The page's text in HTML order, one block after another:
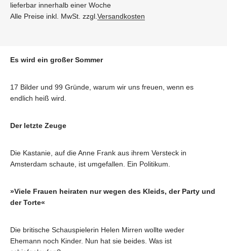
lieferbar innerhalb einer Woche
Alle Preise inkl. MwSt. zzgl. Versandkosten
Es wird ein großer Sommer
17 Bilder und 99 Gründe, warum wir uns freuen, wenn es
endlich heiß wird.
Der letzte Zeuge
Die Kastanie, auf die Anne Frank aus ihrem Versteck in
Amsterdam schaute, ist umgefallen. Ein Politikum.
»Viele Frauen heiraten nur wegen des Kleids, der Party und
der Torte«
Die britische Schauspielerin Helen Mirren wollte weder
Ehemann noch Kinder. Nun hat sie beides. Was ist